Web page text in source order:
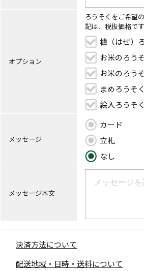
オプション
ろうそくをご希望
記は、税抜価格です
櫨（はぜ）
お米のろう
お米のろう
まめろうそ
絵入ろうそ
メッセージ
カード
立札
なし
メッセージ本文
決済方法について
配送地域・日時・送料について